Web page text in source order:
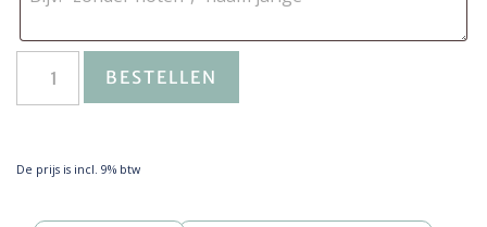
BESTELLEN
De prijs is incl. 9% btw